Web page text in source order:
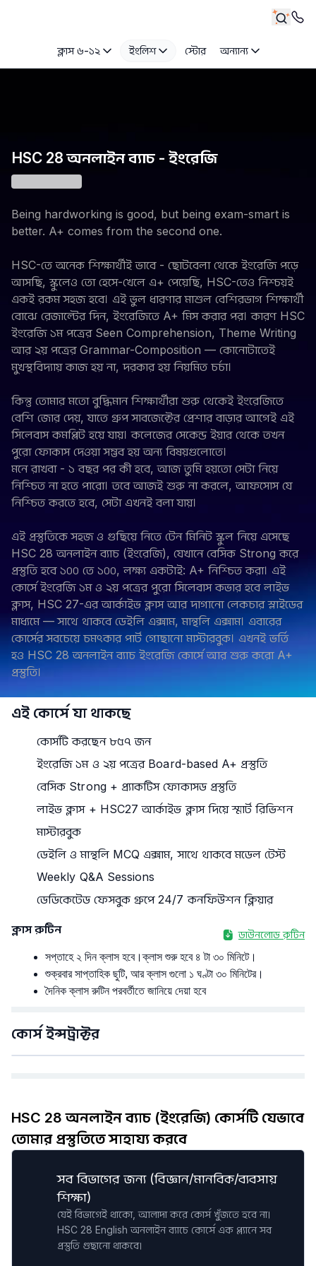
ক্লাস ৬-১২ ইংলিশ স্টোর অন্যান্য
HSC 28 অনলাইন ব্যাচ - ইংরেজি
Being hardworking is good, but being exam-smart is
better. A+ comes from the second one.
HSC-তে অনেক শিক্ষার্থীই ভাবে - ছোটবেলা থেকে ইংরেজি পড়ে
আসছি, স্কুলেও তো হেসে-খেলে এ+ পেয়েছি, HSC-তেও নিশ্চয়ই
একই রকম সহজ হবে। এই ভুল ধারণার মাশুল বেশিরভাগ শিক্ষার্থী
বোঝে রেজাল্টের দিন, ইংরেজিতে A+ মিস করার পর। কারণ HSC
ইংরেজি ১ম পত্রের Seen Comprehension, Theme Writing
আর ২য় পত্রের Grammar-Composition — কোনোটাতেই
মুখস্থবিদ্যায় কাজ হয় না, দরকার হয় নিয়মিত চর্চা।
কিন্তু তোমার মতো বুদ্ধিমান শিক্ষার্থীরা শুরু থেকেই ইংরেজিতে
বেশি জোর দেয়, যাতে গ্রুপ সাবজেক্টের প্রেশার বাড়ার আগেই এই
সিলেবাস কমপ্লিট হয়ে যায়। কলেজের সেকেন্ড ইয়ার থেকে তখন
পুরো ফোকাস দেওয়া সম্ভব হয় অন্য বিষয়গুলোতে।
মনে রাখবা - ১ বছর পর কী হবে, আজ তুমি হয়তো সেটা নিয়ে
নিশ্চিত না হতে পারো। তবে আজই শুরু না করলে, আফসোস যে
নিশ্চিত করতে হবে, সেটা এখনই বলা যায়।
এই প্রস্তুতিকে সহজ ও গুছিয়ে নিতে টেন মিনিট স্কুল নিয়ে এসেছে
HSC 28 অনলাইন ব্যাচ (ইংরেজি), যেখানে বেসিক Strong করে
প্রস্তুতি হবে ১০০ তে ১০০, লক্ষ্য একটাই: A+ নিশ্চিত করা। এই
কোর্সে ইংরেজি ১ম ও ২য় পত্রের পুরো সিলেবাস কভার হবে লাইভ
ক্লাস, HSC 27-এর আর্কাইভ ক্লাস আর দাগানো লেকচার স্লাইডের
মাধ্যমে — সাথে থাকবে ডেইলি এক্সাম, মান্থলি এক্সাম। এবারের
কোর্সের সবচেয়ে চমৎকার পার্ট গোছানো মাস্টারবুক। এখনই ভর্তি
হও HSC 28 অনলাইন ব্যাচ ইংরেজি কোর্সে আর শুরু করো A+
প্রস্তুতি।
এই কোর্সে যা থাকছে
কোর্সটি করছেন ৮৫৭ জন
ইংরেজি ১ম ও ২য় পত্রের Board-based A+ প্রস্তুতি
বেসিক Strong + প্র্যাকটিস ফোকাসড প্রস্তুতি
লাইভ ক্লাস + HSC27 আর্কাইভ ক্লাস দিয়ে স্মার্ট রিভিশন
মাস্টারবুক
ডেইলি ও মান্থলি MCQ এক্সাম, সাথে থাকবে মডেল টেস্ট
Weekly Q&A Sessions
ডেডিকেটেড ফেসবুক গ্রুপে 24/7 কনফিউশন ক্লিয়ার
ক্লাস রুটিন
ডাউনলোড রুটিন
সপ্তাহে ২ দিন ক্লাস হবে।ক্লাস শুরু হবে ৪ টা ৩০ মিনিটে।
শুক্রবার সাপ্তাহিক ছুটি, আর ক্লাস গুলো ১ ঘণ্টা ৩০ মিনিটের।
দৈনিক ক্লাস রুটিন পরবর্তীতে জানিয়ে দেয়া হবে
কোর্স ইন্সট্রাক্টর
HSC 28 অনলাইন ব্যাচ (ইংরেজি) কোর্সটি যেভাবে
তোমার প্রস্তুতিতে সাহায্য করবে
সব বিভাগের জন্য (বিজ্ঞান/মানবিক/ব্যবসায়
শিক্ষা)
যেই বিভাগেই থাকো, আলাদা করে কোর্স খুঁজতে হবে না।
HSC 28 English অনলাইন ব্যাচে কোর্সে এক প্ল্যানে সব
প্রস্তুতি গুছানো থাকবে।